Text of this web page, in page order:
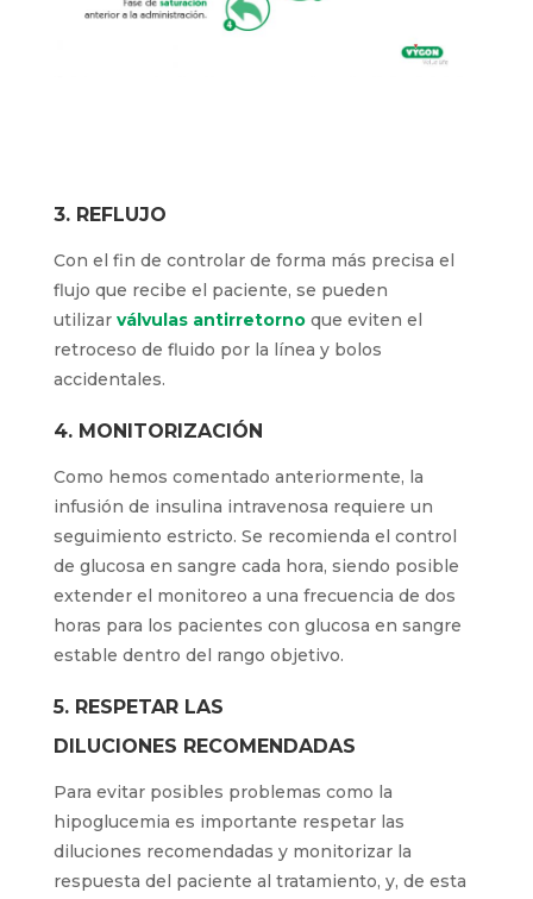
3. REFLUJO
Con el fin de controlar de forma más precisa el
flujo que recibe el paciente, se pueden
utilizar válvulas antirretorno que eviten el
retroceso de fluido por la línea y bolos
accidentales.
4. MONITORIZACIÓN
Como hemos comentado anteriormente, la
infusión de insulina intravenosa requiere un
seguimiento estricto. Se recomienda el control
de glucosa en sangre cada hora, siendo posible
extender el monitoreo a una frecuencia de dos
horas para los pacientes con glucosa en sangre
estable dentro del rango objetivo.
5. RESPETAR LAS
DILUCIONES RECOMENDADAS
Para evitar posibles problemas como la
hipoglucemia es importante respetar las
diluciones recomendadas y monitorizar la
respuesta del paciente al tratamiento, y, de esta